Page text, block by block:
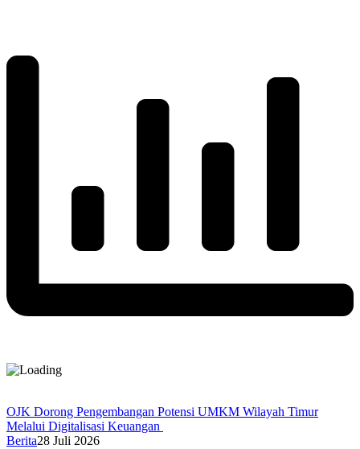
OJK Dorong Pengembangan Potensi UMKM Wilayah Timur
Melalui Digitalisasi Keuangan
Berita28 Juli 2026